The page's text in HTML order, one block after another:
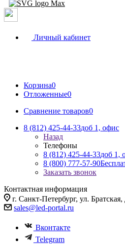
Личный кабинет
Корзина0
Отложенные0
Сравнение товаров0
8 (812) 425-44-33доб 1, офис
Назад
Телефоны
8 (812) 425-44-33доб 1,
8 (800) 777-57-90
Заказать звонок
Контактная информация
г. Санкт-Петербург, ул. Братская,
sales@led-portal.ru
Вконтакте
Telegram